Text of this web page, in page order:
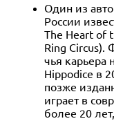
Один из
России
The Heart of
Ring Circus).
чья карьера
Hippodice в
позже
играет в
более 20